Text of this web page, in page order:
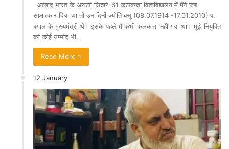
आजाद भारत के असली सितारे-61 कलकत्ता विश्वविद्यालय में मैंने जब
साक्षात्कार दिया था तो उन दिनों ज्योति बसु (08.07.1914 -17.01.2010) प.
बंगाल के मुख्यमंत्री थे। इसके पहले मैं कभी कलकत्ता नहीं गया था। मुझे नियुक्ति
की कोई उम्मीद भी…
Read More »
12 January